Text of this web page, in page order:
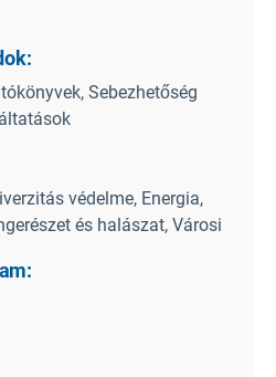
Sebezhetőség
védelme, Energia,
és halászat, Városi